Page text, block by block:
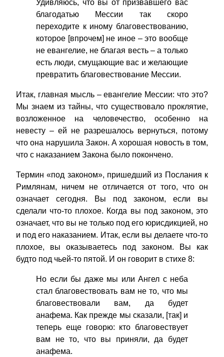
Удивляюсь, что вы от призвавшего вас
благодатью Мессии так скоро
переходите к иному благовествованию,
которое [впрочем] не иное – это вообще
не евангелие, не благая весть – а только
есть люди, смущающие вас и желающие
превратить благовествование Мессии.
Итак, главная мысль – евангелие Мессии: что это?
Мы знаем из тайны, что существовало проклятие,
возложенное на человечество, особенно на
невесту – ей не разрешалось вернуться, потому
что она нарушила Закон. А хорошая новость в том,
что с наказанием Закона было покончено.
Термин «под законом», пришедший из Послания к
Римлянам, ничем не отличается от того, что он
означает сегодня. Вы под законом, если вы
сделали что-то плохое. Когда вы под законом, это
означает, что вы не только под его юрисдикцией, но
и под его наказанием. Итак, если вы делаете что-то
плохое, вы оказываетесь под законом. Вы как
будто под чьей-то пятой. И он говорит в стихе 8:
Но если бы даже мы или Ангел с неба
стал благовествовать вам не то, что мы
благовествовали вам, да будет
анафема. Как прежде мы сказали, [так] и
теперь еще говорю: кто благовествует
вам не то, что вы приняли, да будет
анафема.